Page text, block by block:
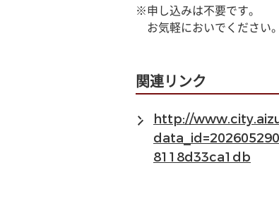
※申し込みは不要です。
お気軽においでください。
関連リンク
http://
8118d33ca1db